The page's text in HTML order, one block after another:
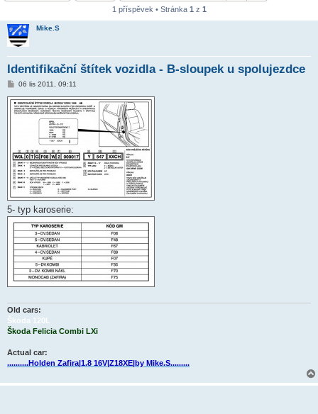
1 příspěvek • Stránka 1 z 1
Mike.S
Identifikační štítek vozidla - B-sloupek u spolujezdce
P
í
s
k
06 lis 2011, 09:11
5- typ karoserie:
Old cars:
Škoda 120L
Škoda Felicia Combi LXi
Actual car:
..........Holden Zafira|1.8 16V|Z18XE|by Mike.S.........